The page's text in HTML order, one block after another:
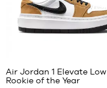
NOS
Air Jordan 1 Elevate Low
Rookie of the Year